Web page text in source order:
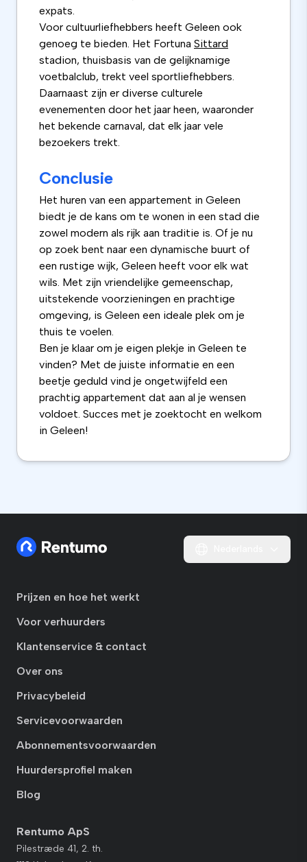
expats.
Voor cultuurliefhebbers heeft Geleen ook
genoeg te bieden. Het Fortuna Sittard
stadion, thuisbasis van de gelijknamige
voetbalclub, trekt veel sportliefhebbers.
Daarnaast zijn er diverse culturele
evenementen door het jaar heen, waaronder
het bekende carnaval, dat elk jaar vele
bezoekers trekt.
Conclusie
Het huren van een appartement in Geleen
biedt je de kans om te wonen in een stad die
zowel modern als rijk aan traditie is. Of je nu
op zoek bent naar een dynamische buurt of
een rustige wijk, Geleen heeft voor elk wat
wils. Met zijn vriendelijke gemeenschap,
uitstekende voorzieningen en prachtige
omgeving, is Geleen een ideale plek om je
thuis te voelen.
Ben je klaar om je eigen plekje in Geleen te
vinden? Met de juiste informatie en een
beetje geduld vind je ongetwijfeld een
prachtig appartement dat aan al je wensen
voldoet. Succes met je zoektocht en welkom
in Geleen!
Prijzen en hoe het werkt
Voor verhuurders
Klantenservice & contact
Over ons
Privacybeleid
Servicevoorwaarden
Abonnementsvoorwaarden
Huurdersprofiel maken
Blog
Rentumo ApS
Pilestræde 41, 2. th.